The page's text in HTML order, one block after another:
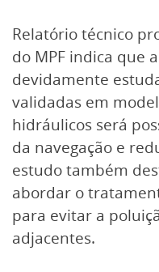
Relatório técnico
do MPF indica que
devidamente
validadas em
hidráulicos será
da navegação e
estudo também
abordar o
para evitar a
adjacentes.